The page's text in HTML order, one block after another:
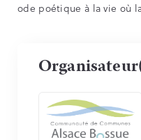
ode poétique à la vie où